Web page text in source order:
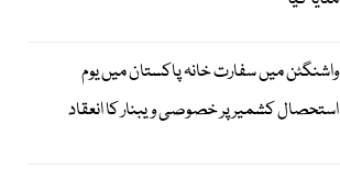
واشنگٹن میں سفارت خانہ پاکستان میں یوم
استحصال کشمیر پر خصوصی ویبنار کا انعقاد